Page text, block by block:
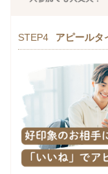
STEP4 アピールタ